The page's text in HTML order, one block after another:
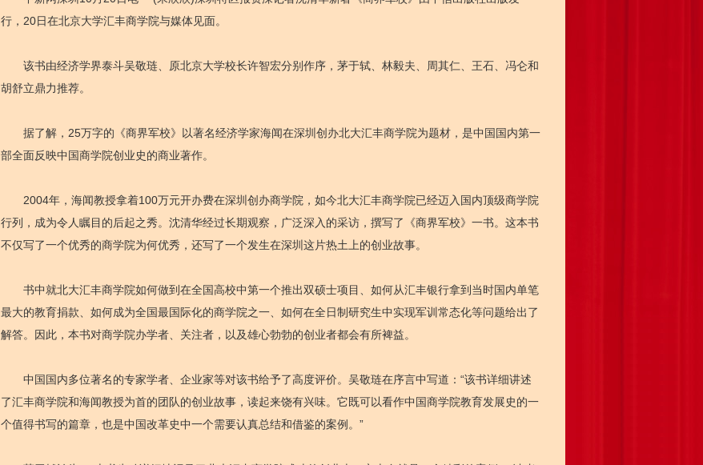
行，20日在北京大学汇丰商学院与媒体见面。
该书由经济学界泰斗吴敬琏、原北京大学校长许智宏分别作序，茅于轼、林毅夫、周其仁、王石、冯仑和
胡舒立鼎力推荐。
据了解，25万字的《商界军校》以著名经济学家海闻在深圳创办北大汇丰商学院为题材，是中国国内第一
部全面反映中国商学院创业史的商业著作。
2004年，海闻教授拿着100万元开办费在深圳创办商学院，如今北大汇丰商学院已经迈入国内顶级商学院
行列，成为令人瞩目的后起之秀。沈清华经过长期观察，广泛深入的采访，撰写了《商界军校》一书。这本书
不仅写了一个优秀的商学院为何优秀，还写了一个发生在深圳这片热土上的创业故事。
书中就北大汇丰商学院如何做到在全国高校中第一个推出双硕士项目、如何从汇丰银行拿到当时国内单笔
最大的教育捐款、如何成为全国最国际化的商学院之一、如何在全日制研究生中实现军训常态化等问题给出了
解答。因此，本书对商学院办学者、关注者，以及雄心勃勃的创业者都会有所裨益。
中国国内多位著名的专家学者、企业家等对该书给予了高度评价。吴敬琏在序言中写道：“该书详细讲述
了汇丰商学院和海闻教授为首的团队的创业故事，读起来饶有兴味。它既可以看作中国商学院教育发展史的一
个值得书写的篇章，也是中国改革史中一个需要认真总结和借鉴的案例。”